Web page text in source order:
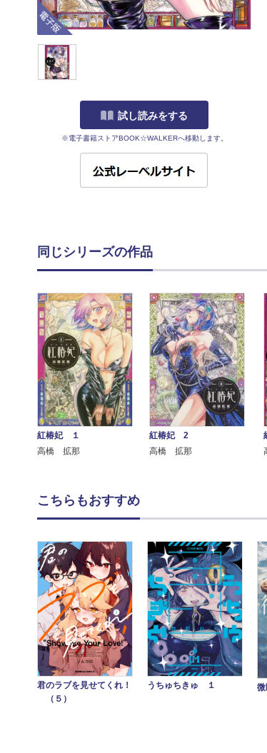
電子版
試し読みをする
※電子書籍ストアBOOK☆WALKERへ移動します。
同じシリーズの作品
紅椿妃 １
高橋 拡那
紅椿妃 2
高橋 拡那
こちらもおすすめ
君のラブを見せてくれ！
（５）
うちゅちきゅ １